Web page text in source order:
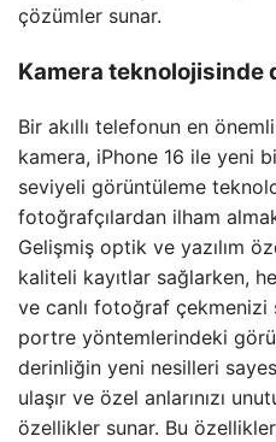
çözümler sunar.
Kamera teknolojisinde
Bir akıllı telefonun en
kamera, iPhone 16 ile yeni
seviyeli görüntüleme
fotoğrafçılardan ilham
Gelişmiş optik ve yazılım
kaliteli kayıtlar sağlarken,
ve canlı fotoğraf çekmenizi
portre yöntemlerindeki
derinliğin yeni nesilleri
ulaşır ve özel anlarınızı
özellikler sunar. Bu